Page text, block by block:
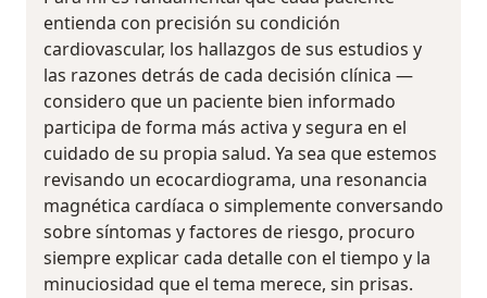
entienda con precisión su condición
cardiovascular, los hallazgos de sus estudios y
las razones detrás de cada decisión clínica —
considero que un paciente bien informado
participa de forma más activa y segura en el
cuidado de su propia salud. Ya sea que estemos
revisando un ecocardiograma, una resonancia
magnética cardíaca o simplemente conversando
sobre síntomas y factores de riesgo, procuro
siempre explicar cada detalle con el tiempo y la
minuciosidad que el tema merece, sin prisas.